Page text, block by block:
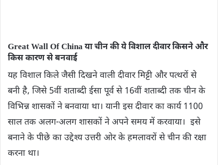
Great Wall Of China या चीन की ये विशाल दीवार किसने और
किस कारण से बनवाई
यह विशाल किले जैसी दिखने वाली दीवार मिट्टी और पत्थरों से
बनी है, जिसे 5वीं शताब्दी ईसा पूर्व से 16वीं शताब्दी तक चीन के
विभिन्न शासकों ने बनवाया था। यानी इस दीवार का कार्य 1100
साल तक अलग-अलग शासकों ने अपने समय में करवाया। इसे
बनाने के पीछे का उद्देश्य उत्तरी ओर के हमलावरों से चीन की रक्षा
करना था।